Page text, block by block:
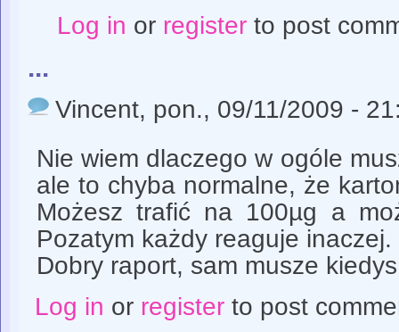
Log in or registerto post
...
Vincent, pon., 09/11/2009 -
Nie wiem dlaczego w ogóle
ale to chyba normalne, że
Możesz trafić na 100µg a
Pozatym każdy reaguje inaczej.
Dobry raport, sam musze
Log in or registerto post